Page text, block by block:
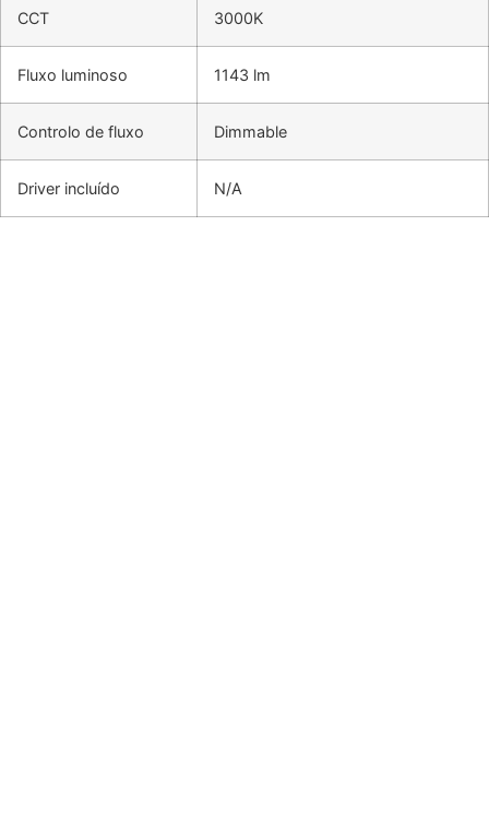
CCT 3000K
Fluxo luminoso 1143 lm
Controlo de fluxo Dimmable
Driver incluído N/A